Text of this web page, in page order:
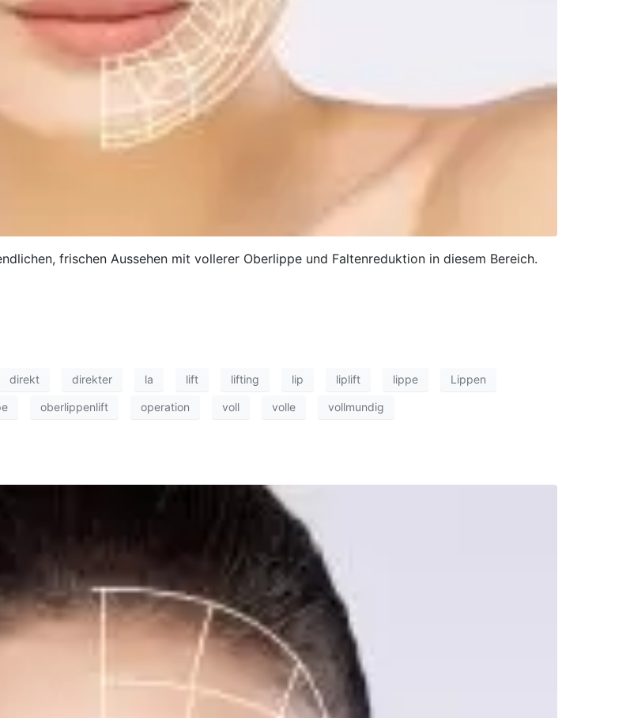
frischen Aussehen mit vollerer Oberlippe und Faltenreduktion in diesem Bereich.
direkt direkter la lift lifting lip liplift lippe Lippen
oberlippenlift operation voll volle vollmundig